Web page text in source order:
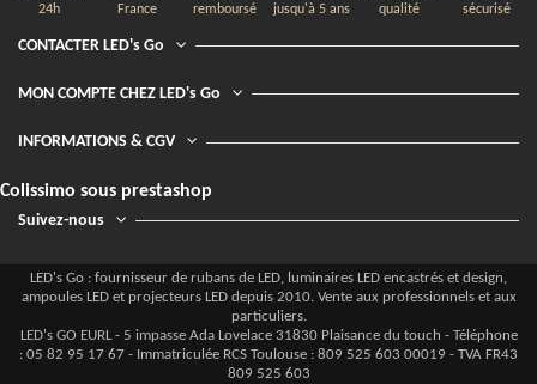
24h
France
remboursé
jusqu'à 5 ans
qualité
sécurisé
CONTACTER LED's Go
MON COMPTE CHEZ LED's Go
INFORMATIONS & CGV
Colissimo sous prestashop
Suivez-nous
LED's Go : fournisseur de rubans de LED, luminaires LED encastrés et design,
ampoules LED et projecteurs LED depuis 2010. Vente aux professionnels et aux
particuliers.
LED's GO EURL - 5 impasse Ada Lovelace 31830 Plaisance du touch - Téléphone
: 05 82 95 17 67 - Immatriculée RCS Toulouse : 809 525 603 00019 - TVA FR43
809 525 603